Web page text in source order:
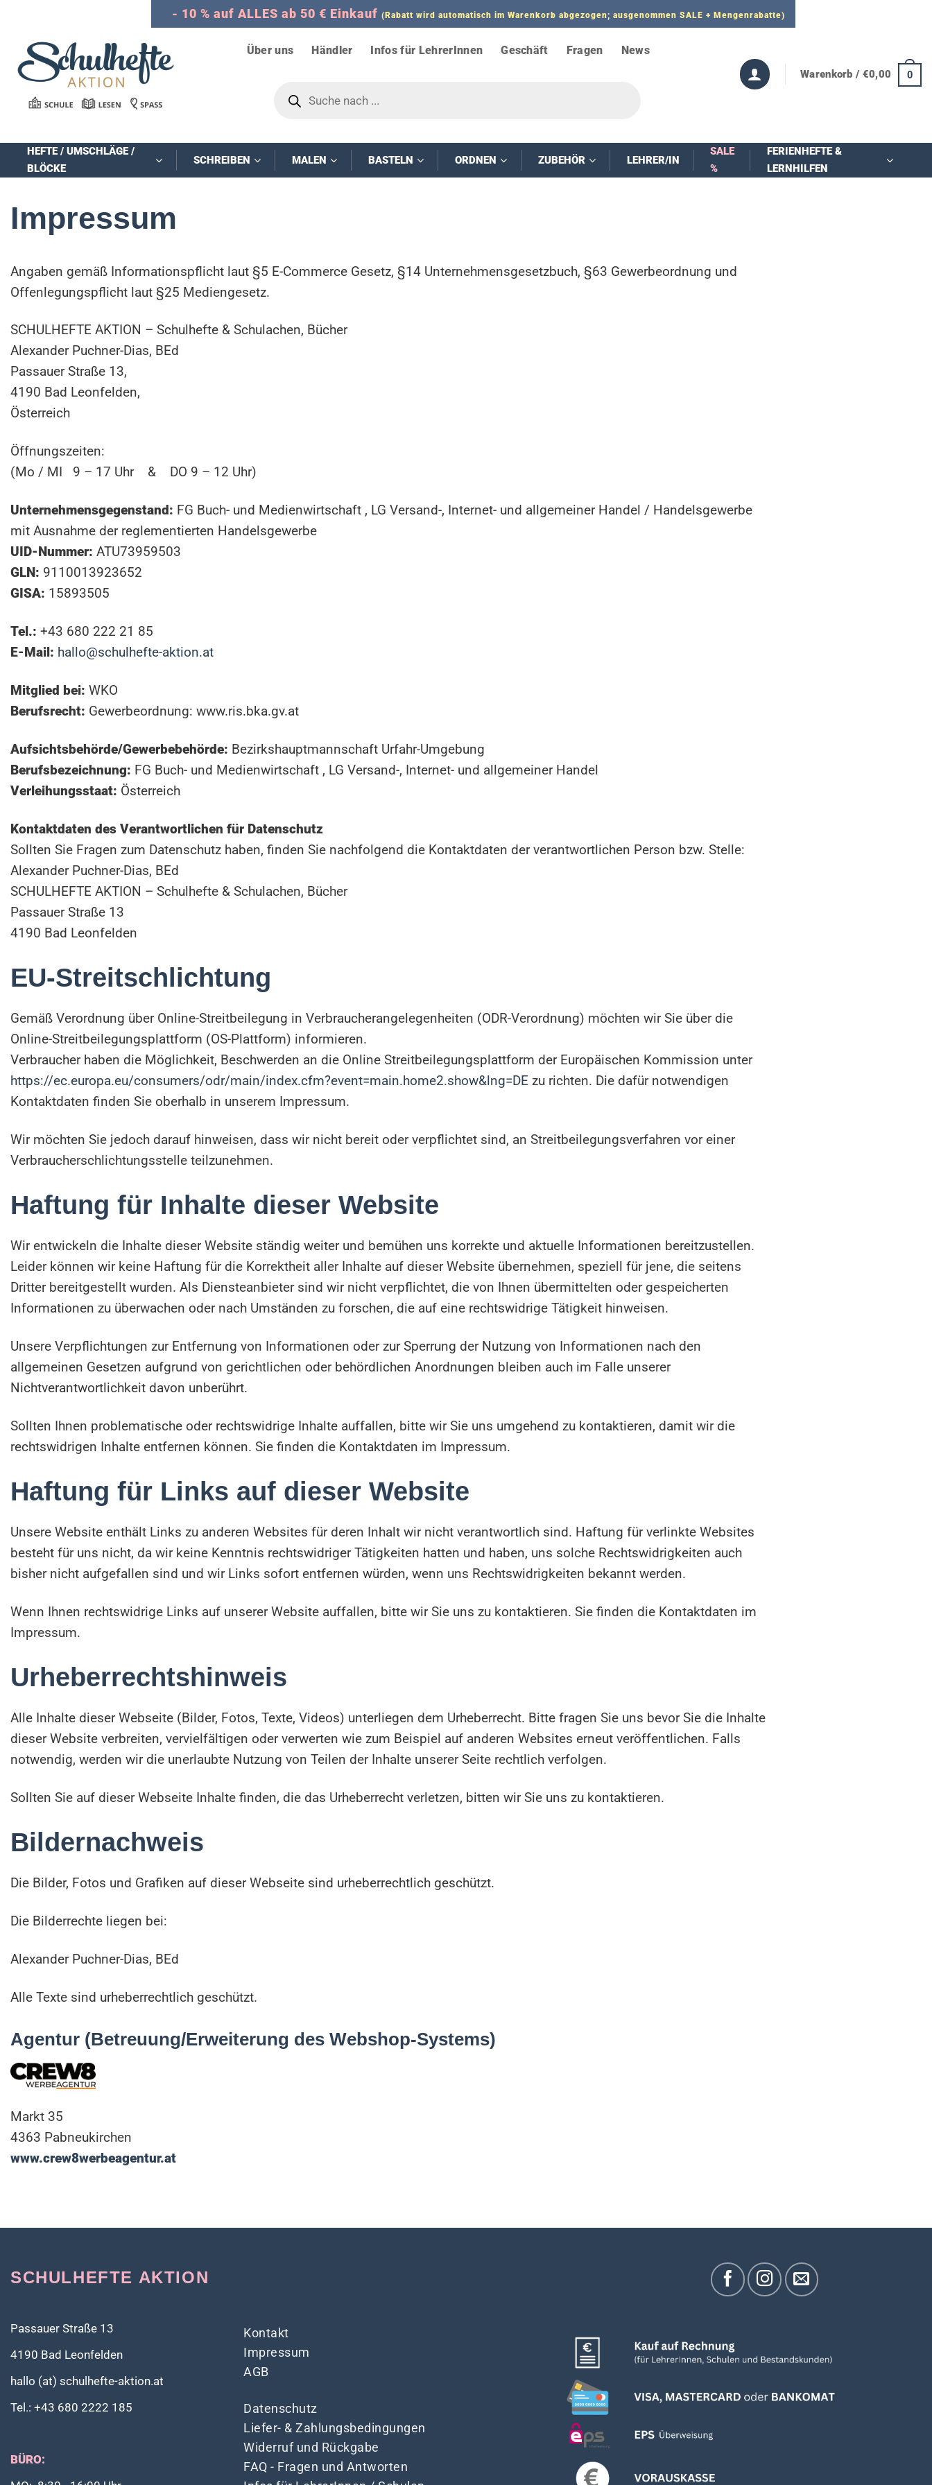
springen
- 10 % auf ALLES ab 50 € Einkauf (Rabatt wird automatisch im Warenkorb abgezogen; ausgenommen SALE + Mengenrabatte)
Über uns Händler Infos für LehrerInnen Geschäft Fragen News
search
Warenkorb / €0,00 0
HEFTE / UMSCHLÄGE /
BLÖCKE
SCHREIBEN MALEN BASTELN ORDNEN ZUBEHÖR LEHRER/IN
SALE
%
FERIENHEFTE &
LERNHILFEN
Impressum
Angaben gemäß Informationspflicht laut §5 E-Commerce Gesetz, §14 Unternehmensgesetzbuch, §63 Gewerbeordnung und
Offenlegungspflicht laut §25 Mediengesetz.
SCHULHEFTE AKTION – Schulhefte & Schulachen, Bücher
Alexander Puchner-Dias, BEd
Passauer Straße 13,
4190 Bad Leonfelden,
Österreich
Öffnungszeiten:
(Mo / MI 9 – 17 Uhr & DO 9 – 12 Uhr)
Unternehmensgegenstand: FG Buch- und Medienwirtschaft , LG Versand-, Internet- und allgemeiner Handel / Handelsgewerbe
mit Ausnahme der reglementierten Handelsgewerbe
UID-Nummer: ATU73959503
GLN: 9110013923652
GISA: 15893505
Tel.: +43 680 222 21 85
E-Mail: hallo@schulhefte-aktion.at
Mitglied bei: WKO
Berufsrecht: Gewerbeordnung: www.ris.bka.gv.at
Aufsichtsbehörde/Gewerbebehörde: Bezirkshauptmannschaft Urfahr-Umgebung
Berufsbezeichnung: FG Buch- und Medienwirtschaft , LG Versand-, Internet- und allgemeiner Handel
Verleihungsstaat: Österreich
Kontaktdaten des Verantwortlichen für Datenschutz
Sollten Sie Fragen zum Datenschutz haben, finden Sie nachfolgend die Kontaktdaten der verantwortlichen Person bzw. Stelle:
Alexander Puchner-Dias, BEd
SCHULHEFTE AKTION – Schulhefte & Schulachen, Bücher
Passauer Straße 13
4190 Bad Leonfelden
EU-Streitschlichtung
Gemäß Verordnung über Online-Streitbeilegung in Verbraucherangelegenheiten (ODR-Verordnung) möchten wir Sie über die
Online-Streitbeilegungsplattform (OS-Plattform) informieren.
Verbraucher haben die Möglichkeit, Beschwerden an die Online Streitbeilegungsplattform der Europäischen Kommission unter
https://ec.europa.eu/consumers/odr/main/index.cfm?event=main.home2.show&lng=DE zu richten. Die dafür notwendigen
Kontaktdaten finden Sie oberhalb in unserem Impressum.
Wir möchten Sie jedoch darauf hinweisen, dass wir nicht bereit oder verpflichtet sind, an Streitbeilegungsverfahren vor einer
Verbraucherschlichtungsstelle teilzunehmen.
Haftung für Inhalte dieser Website
Wir entwickeln die Inhalte dieser Website ständig weiter und bemühen uns korrekte und aktuelle Informationen bereitzustellen.
Leider können wir keine Haftung für die Korrektheit aller Inhalte auf dieser Website übernehmen, speziell für jene, die seitens
Dritter bereitgestellt wurden. Als Diensteanbieter sind wir nicht verpflichtet, die von Ihnen übermittelten oder gespeicherten
Informationen zu überwachen oder nach Umständen zu forschen, die auf eine rechtswidrige Tätigkeit hinweisen.
Unsere Verpflichtungen zur Entfernung von Informationen oder zur Sperrung der Nutzung von Informationen nach den
allgemeinen Gesetzen aufgrund von gerichtlichen oder behördlichen Anordnungen bleiben auch im Falle unserer
Nichtverantwortlichkeit davon unberührt.
Sollten Ihnen problematische oder rechtswidrige Inhalte auffallen, bitte wir Sie uns umgehend zu kontaktieren, damit wir die
rechtswidrigen Inhalte entfernen können. Sie finden die Kontaktdaten im Impressum.
Haftung für Links auf dieser Website
Unsere Website enthält Links zu anderen Websites für deren Inhalt wir nicht verantwortlich sind. Haftung für verlinkte Websites
besteht für uns nicht, da wir keine Kenntnis rechtswidriger Tätigkeiten hatten und haben, uns solche Rechtswidrigkeiten auch
bisher nicht aufgefallen sind und wir Links sofort entfernen würden, wenn uns Rechtswidrigkeiten bekannt werden.
Wenn Ihnen rechtswidrige Links auf unserer Website auffallen, bitte wir Sie uns zu kontaktieren. Sie finden die Kontaktdaten im
Impressum.
Urheberrechtshinweis
Alle Inhalte dieser Webseite (Bilder, Fotos, Texte, Videos) unterliegen dem Urheberrecht. Bitte fragen Sie uns bevor Sie die Inhalte
dieser Website verbreiten, vervielfältigen oder verwerten wie zum Beispiel auf anderen Websites erneut veröffentlichen. Falls
notwendig, werden wir die unerlaubte Nutzung von Teilen der Inhalte unserer Seite rechtlich verfolgen.
Sollten Sie auf dieser Webseite Inhalte finden, die das Urheberrecht verletzen, bitten wir Sie uns zu kontaktieren.
Bildernachweis
Die Bilder, Fotos und Grafiken auf dieser Webseite sind urheberrechtlich geschützt.
Die Bilderrechte liegen bei:
Alexander Puchner-Dias, BEd
Alle Texte sind urheberrechtlich geschützt.
Agentur (Betreuung/Erweiterung des Webshop-Systems)
Markt 35
4363 Pabneukirchen
www.crew8werbeagentur.at
SCHULHEFTE AKTION
Passauer Straße 13
4190 Bad Leonfelden
hallo (at) schulhefte-aktion.at
Tel.: +43 680 2222 185
BÜRO:
Kontakt
Impressum
AGB
Datenschutz
Liefer- & Zahlungsbedingungen
Widerruf und Rückgabe
FAQ - Fragen und Antworten